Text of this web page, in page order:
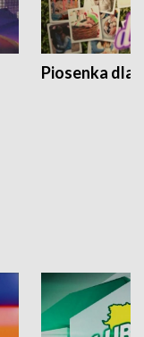
Piosenka dla